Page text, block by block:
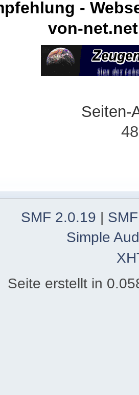
-
von-net.net
Seiten-
SMF 2.0.19 |
Simple
Seite erstellt in